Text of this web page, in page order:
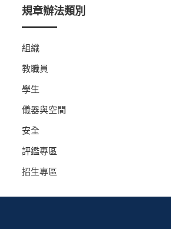
規章辦法類別
組織
教職員
學生
儀器與空間
安全
評鑑專區
招生專區